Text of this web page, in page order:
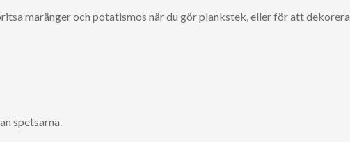
maränger och potatismos när du gör plankstek, eller för att dekorera
spetsarna.